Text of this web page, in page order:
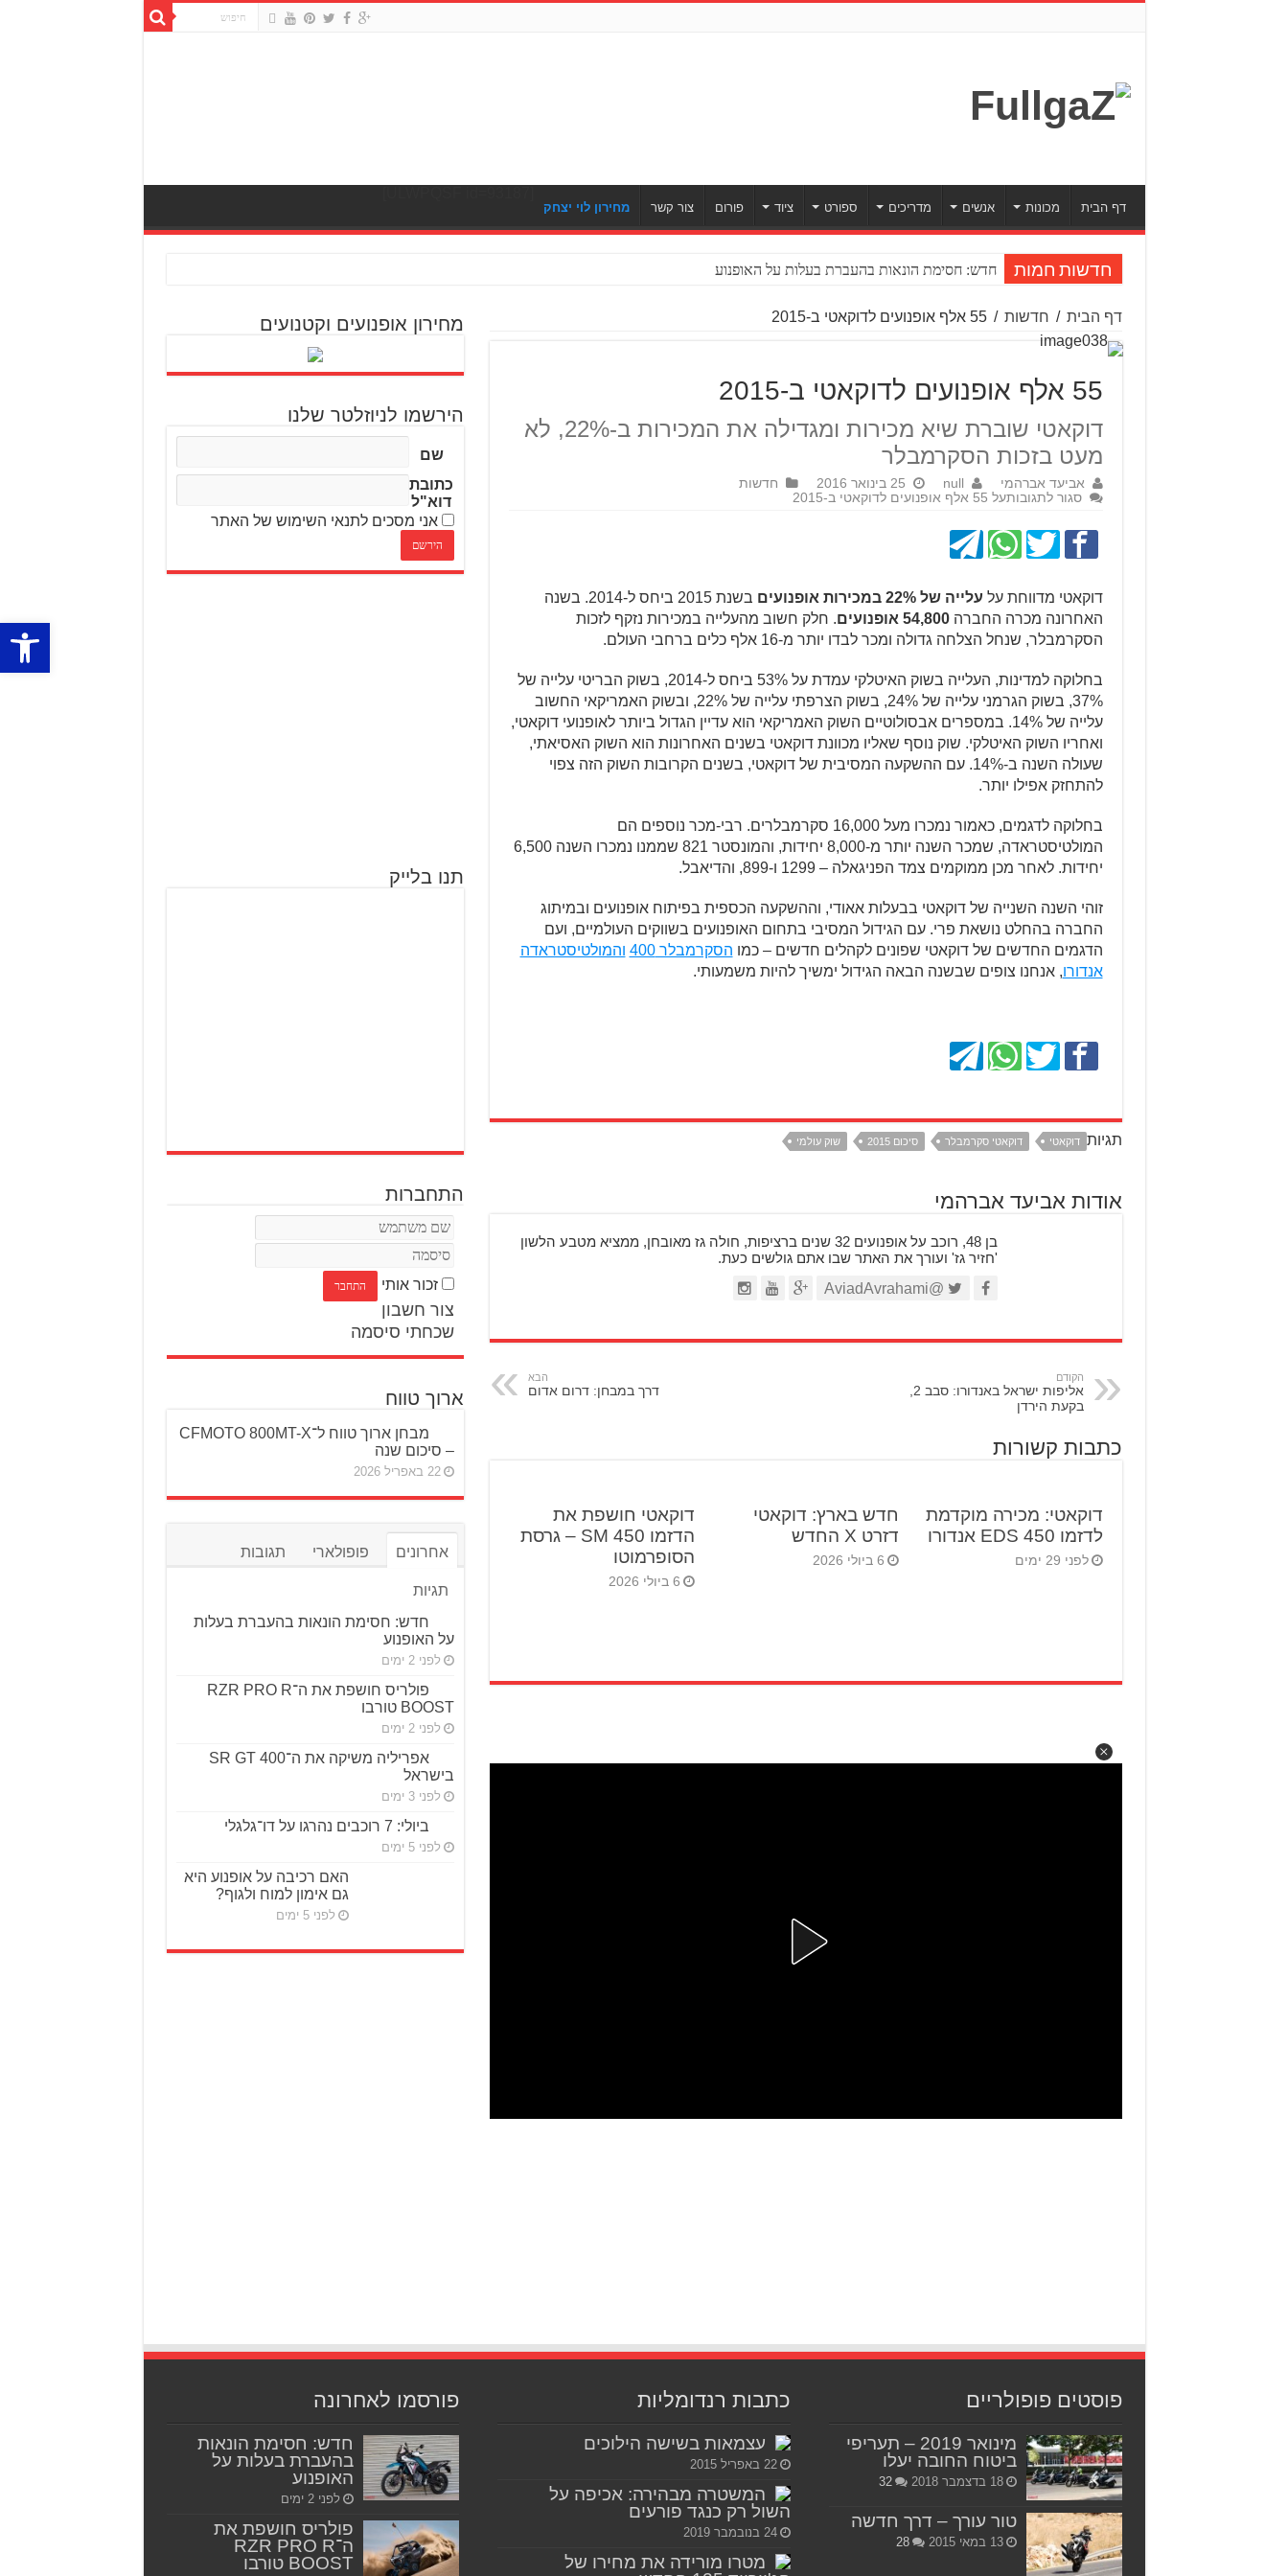
פתח
דף הבית מכונות אנשים מדריכים ספורט ציוד פורום צור קשר מחירון לוי יצחק
חדשות חמות חדש: חסימת הונאות בהעברת בעלות על האופנוע
דף הבית / חדשות / 55 אלף אופנועים לדוקאטי ב-2015
55 אלף אופנועים לדוקאטי ב-2015
דוקאטי שוברת שיא מכירות ומגדילה את המכירות ב-22%, לא
מעט בזכות הסקרמבלר
אביעד אברהמי null 25 בינואר 2016
חדשות
סגור לתגובותעל 55 אלף אופנועים לדוקאטי ב-2015
דוקאטי מדווחת על עלייה של 22% במכירות אופנועים
בשנת 2015 ביחס ל-2014. בשנה
האחרונה מכרה החברה54,800 אופנועים
. חלק חשוב מהעלייה במכירות נזקף לזכות
הסקרמבלר, שנחל הצלחה גדולה ומכר לבדו יותר מ-16 אלף כלים ברחבי העולם.
בחלוקה למדינות, העלייה בשוק האיטלקי עמדת על 53% ביחס ל-2014, בשוק הבריטי עלייה של
37%, בשוק הגרמני עלייה של 24%, בשוק הצרפתי עלייה של 22%, ובשוק האמריקאי החשוב
עלייה של 14%. במספרים אבסולוטיים השוק האמריקאי הוא עדיין הגדול ביותר לאופנועי דוקאטי,
ואחריו השוק האיטלקי. שוק נוסף שאליו מכוונת דוקאטי בשנים האחרונות הוא השוק האסיאתי,
שעולה השנה ב-14%. עם ההשקעה המסיבית של דוקאטי, בשנים הקרובות השוק הזה צפוי
להתחזק אפילו יותר.
בחלוקה לדגמים, כאמור נמכרו מעל 16,000 סקרמבלרים. רבי-מכר נוספים הם
המולטיסטראדה, שמכר השנה יותר מ-8,000 יחידות, והמונסטר 821 שממנו נמכרו השנה 6,500
יחידות. לאחר מכן ממוקמים צמד הפניגאלה – 1299 ו-899, והדיאבל.
זוהי השנה השנייה של דוקאטי בבעלות אאודי, וההשקעה הכספית בפיתוח אופנועים ובמיתוג
החברה בהחלט נושאת פרי. עם הגידול המסיבי בתחום האופנועים בשווקים העולמיים, ועם
הדגמים החדשים של דוקאטי שפונים לקהלים חדשים – כמו הסקרמבלר 400
והמולטיסטראדה
אנדורו, אנחנו צופים שבשנה הבאה הגידול ימשיך להיות משמעותי.
תגיות דוקאטי דוקאטי סקרמבלר סיכום 2015 שוק עולמי
אודות אביעד אברהמי
בן 48, רוכב על אופנועים 32 שנים ברציפות, חולה גז מאובחן, ממציא מטבע הלשון
'חזיר גז' ועורך את האתר שבו אתם גולשים כעת.
@AviadAvrahami
הקודם
בקעת הירדן
הבא
דרך במבחן: דרום אדום
כתבות קשורות
דוקאטי: מכירה מוקדמת
לדזמו 450 EDS אנדורו
לפני 29 ימים
חדש בארץ: דוקאטי
דזרט X החדש
6 ביולי 2026
דוקאטי חושפת את
הדזמו 450 SM – גרסת
הסופרמוטו
6 ביולי 2026
מחירון אופנועים וקטנועים
הירשמו לניוזלטר שלנו
שם
כתובת
דוא"ל
אני מסכים לתנאי השימוש של האתר
תנו בלייק
התחברות
זכור אותי
צור חשבון
שכחתי סיסמה
ארוך טווח
מבחן ארוך טווח ל־CFMOTO 800MT-X
– סיכום שנה
22 באפריל 2026
אחרונים פופולארי תגובות
תגיות
חדש: חסימת הונאות בהעברת בעלות
על האופנוע
לפני 2 ימים
פולריס חושפת את ה־RZR PRO R
BOOST טורבו
לפני 2 ימים
אפריליה משיקה את ה־SR GT 400
בישראל
לפני 3 ימים
ביולי: 7 רוכבים נהרגו על דו־גלגלי
לפני 5 ימים
האם רכיבה על אופנוע היא
גם אימון למוח ולגוף?
לפני 5 ימים
פוסטים פופולריים
מינואר 2019 – תעריפי
ביטוח החובה יעלו
18 בדצמבר 2018 32
טור עורך – דרך חדשה
13 במאי 2015 28
כתבות רנדומליות
עצמאות בשישה הילוכים
22 באפריל 2015
המשטרה מבהירה: אכיפה על
השול רק כנגד פורעים
24 בנובמבר 2019
מטרו מורידה את מחירו של
פורסמו לאחרונה
חדש: חסימת הונאות
בהעברת בעלות על
האופנוע
לפני 2 ימים
פולריס חושפת את
ה־RZR PRO R
BOOST טורבו